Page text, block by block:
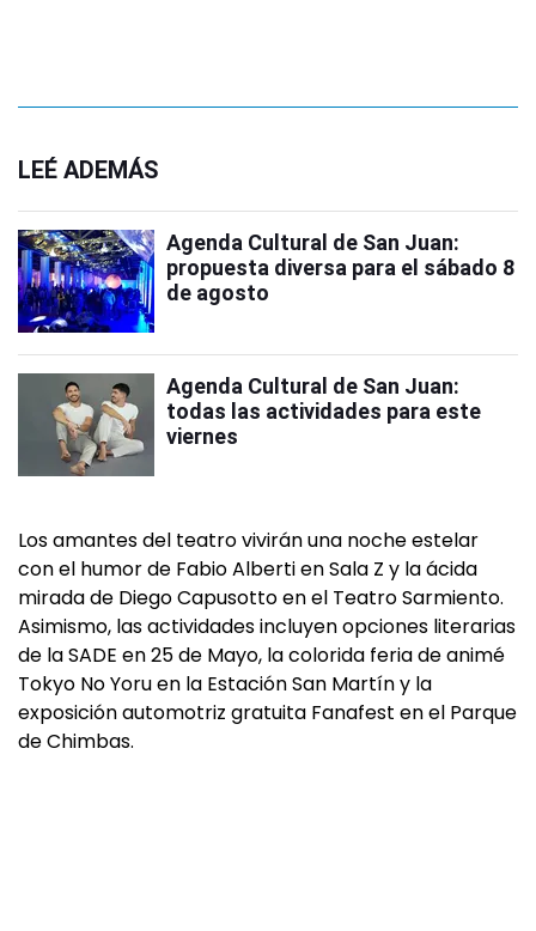
LEÉ ADEMÁS
Agenda Cultural de San Juan:
propuesta diversa para el sábado 8
de agosto
Agenda Cultural de San Juan:
todas las actividades para este
viernes
Los amantes del teatro vivirán una noche estelar
con el humor de Fabio Alberti en Sala Z y la ácida
mirada de Diego Capusotto en el Teatro Sarmiento.
Asimismo, las actividades incluyen opciones literarias
de la SADE en 25 de Mayo, la colorida feria de animé
Tokyo No Yoru en la Estación San Martín y la
exposición automotriz gratuita Fanafest en el Parque
de Chimbas.